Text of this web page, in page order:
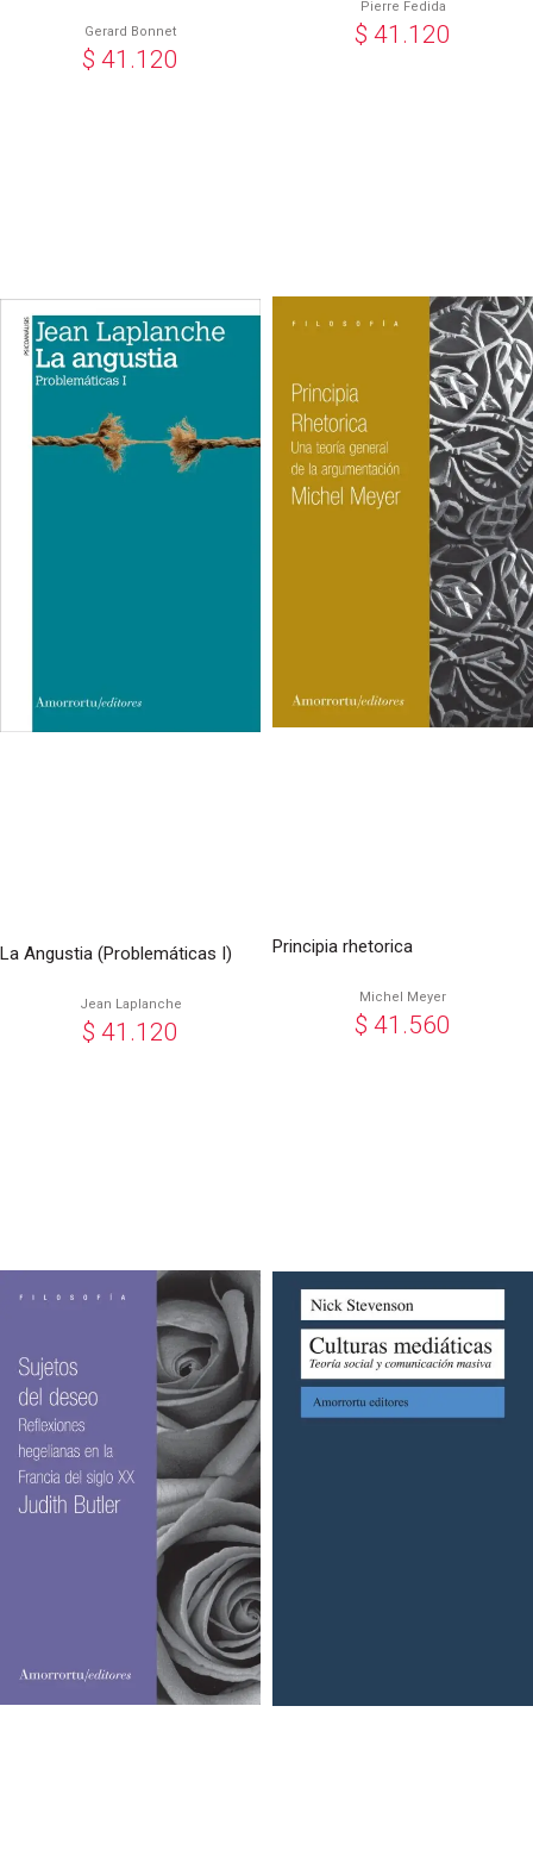
Gerard Bonnet
$ 41.120
Pierre Fedida
$ 41.120
La Angustia (Problemáticas I)
Jean Laplanche
$ 41.120
Principia rhetorica
Michel Meyer
$ 41.560